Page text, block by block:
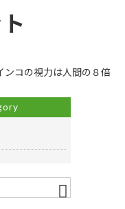
ンコの視力は人間の８倍